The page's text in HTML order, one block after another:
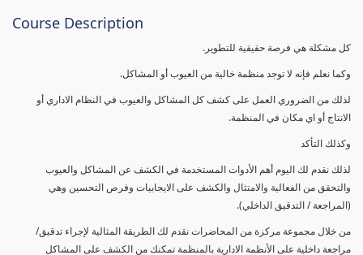
Course Description
كل مشكلة هي فرصة حقيقية للتطوير.
وكما نعلم فإنه لا توجد منظمة خالية من العيوب أو المشاكل.
لذلك من الضروري العمل على كشف كل المشاكل والعيوب في النظام الاداري أو
الانتاج أو اي مكان في المنظمة.
وكذلك التأكد
لذلك نقدم لك اليوم أهم الأدوات المستخدمة في الكشف عن المشاكل والعيوب
والتحقق من الفعالية والامتثال والكشف على الايجابيات وفرص التحسين وهي
(المراجعة / التدقيق الداخلي).
من خلال مجموعة مركزة من المحاضرات نقدم لك الطريقة المثالية لإجراء تدقيق/
مراجعة داخلية على الأنظمة الادارية بالمنظمة تمكنك من الكشف على المشاكل